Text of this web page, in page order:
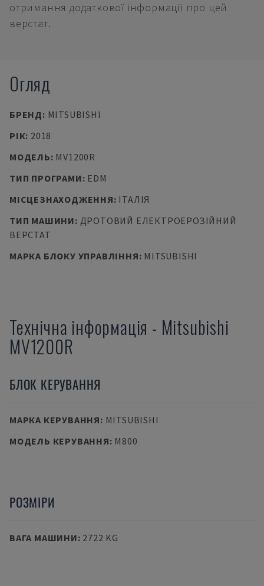
отримання додаткової інформації про цей
верстат.
Огляд
БРЕНД: MITSUBISHI
РІК: 2018
МОДЕЛЬ: MV1200R
ТИП ПРОГРАМИ: EDM
МІСЦЕЗНАХОДЖЕННЯ: ІТАЛІЯ
ТИП МАШИНИ: ДРОТОВИЙ ЕЛЕКТРОЕРОЗІЙНИЙ
ВЕРСТАТ
МАРКА БЛОКУ УПРАВЛІННЯ: MITSUBISHI
Технічна інформація - Mitsubishi
MV1200R
БЛОК КЕРУВАННЯ
МАРКА КЕРУВАННЯ: MITSUBISHI
МОДЕЛЬ КЕРУВАННЯ: M800
РОЗМІРИ
ВАГА МАШИНИ: 2722 KG